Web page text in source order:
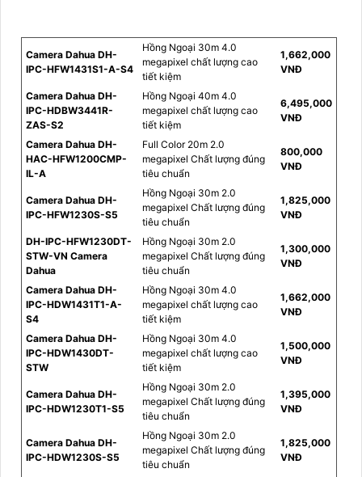
Camera Dahua DH-
IPC-HFW1431S1-A-S4
Hồng Ngoại 30m 4.0
megapixel chất lượng cao
tiết kiệm
1,662,000
VNĐ
Camera Dahua DH-
IPC-HDBW3441R-
ZAS-S2
Hồng Ngoại 40m 4.0
megapixel chất lượng cao
tiết kiệm
6,495,000
VNĐ
Camera Dahua DH-
HAC-HFW1200CMP-
IL-A
Full Color 20m 2.0
megapixel Chất lượng đúng
tiêu chuẩn
800,000
VNĐ
Camera Dahua DH-
IPC-HFW1230S-S5
Hồng Ngoại 30m 2.0
megapixel Chất lượng đúng
tiêu chuẩn
1,825,000
VNĐ
DH-IPC-HFW1230DT-
STW-VN Camera
Dahua
Hồng Ngoại 30m 2.0
megapixel Chất lượng đúng
tiêu chuẩn
1,300,000
VNĐ
Camera Dahua DH-
IPC-HDW1431T1-A-
S4
Hồng Ngoại 30m 4.0
megapixel chất lượng cao
tiết kiệm
1,662,000
VNĐ
Camera Dahua DH-
IPC-HDW1430DT-
STW
Hồng Ngoại 30m 4.0
megapixel chất lượng cao
tiết kiệm
1,500,000
VNĐ
Camera Dahua DH-
IPC-HDW1230T1-S5
Hồng Ngoại 30m 2.0
megapixel Chất lượng đúng
tiêu chuẩn
1,395,000
VNĐ
Camera Dahua DH-
IPC-HDW1230S-S5
Hồng Ngoại 30m 2.0
megapixel Chất lượng đúng
tiêu chuẩn
1,825,000
VNĐ